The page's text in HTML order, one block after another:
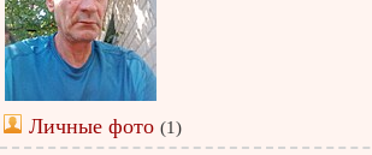
Личные фото (1)